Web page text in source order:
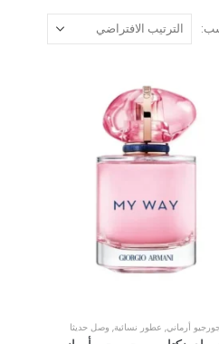
أرماني, عطور نسائية, وصل حديثا